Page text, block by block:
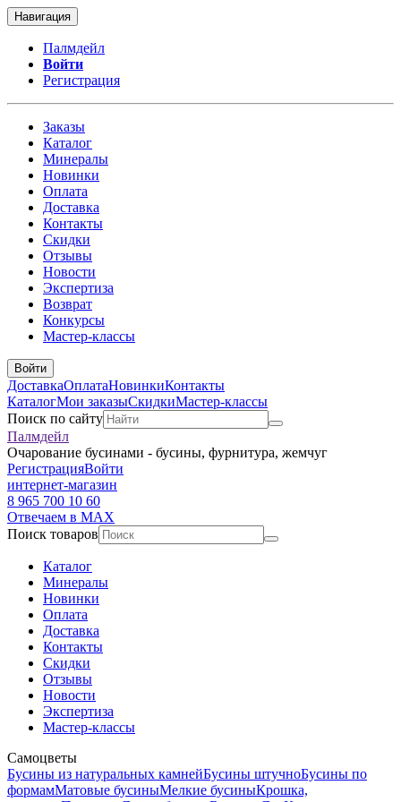
Навигация
Палмдейл
Войти
Регистрация
Заказы
Каталог
Минералы
Новинки
Оплата
Доставка
Контакты
Скидки
Отзывы
Новости
Экспертиза
Возврат
Конкурсы
Мастер-классы
Войти
ДоставкаОплатаНовинкиКонтакты
КаталогМои заказыСкидкиМастер-классы
Поиск по сайту
Палмдейл
Очарование бусинами - бусины, фурнитура, жемчуг
РегистрацияВойти
интернет-магазин
8 965 700 10 60
Отвечаем в MAX
Поиск товаров
Каталог
Минералы
Новинки
Оплата
Доставка
Контакты
Скидки
Отзывы
Новости
Экспертиза
Мастер-классы
Самоцветы
Бусины из натуральных камнейБусины штучноБусины по
формамМатовые бусиныМелкие бусиныКрошка,